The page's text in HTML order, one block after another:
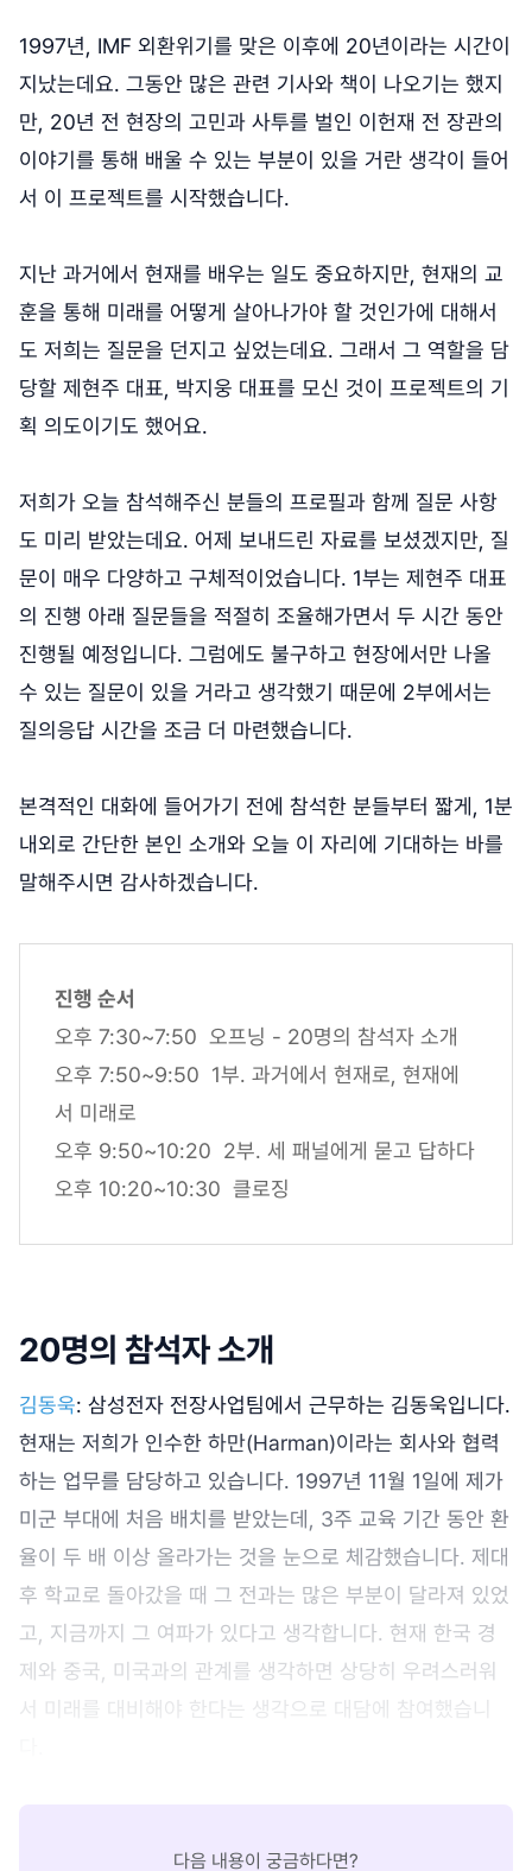
1997년, IMF 외환위기를 맞은 이후에 20년이라는 시간이
지났는데요. 그동안 많은 관련 기사와 책이 나오기는 했지
만, 20년 전 현장의 고민과 사투를 벌인 이헌재 전 장관의
이야기를 통해 배울 수 있는 부분이 있을 거란 생각이 들어
서 이 프로젝트를 시작했습니다.
지난 과거에서 현재를 배우는 일도 중요하지만, 현재의 교
훈을 통해 미래를 어떻게 살아나가야 할 것인가에 대해서
도 저희는 질문을 던지고 싶었는데요. 그래서 그 역할을 담
당할 제현주 대표, 박지웅 대표를 모신 것이 프로젝트의 기
획 의도이기도 했어요.
저희가 오늘 참석해주신 분들의 프로필과 함께 질문 사항
도 미리 받았는데요. 어제 보내드린 자료를 보셨겠지만, 질
문이 매우 다양하고 구체적이었습니다. 1부는 제현주 대표
의 진행 아래 질문들을 적절히 조율해가면서 두 시간 동안
진행될 예정입니다. 그럼에도 불구하고 현장에서만 나올
수 있는 질문이 있을 거라고 생각했기 때문에 2부에서는
질의응답 시간을 조금 더 마련했습니다.
본격적인 대화에 들어가기 전에 참석한 분들부터 짧게, 1분
내외로 간단한 본인 소개와 오늘 이 자리에 기대하는 바를
말해주시면 감사하겠습니다.
진행 순서
오후 7:30~7:50 오프닝 - 20명의 참석자 소개
오후 7:50~9:50 1부. 과거에서 현재로, 현재에
서 미래로
오후 9:50~10:20 2부. 세 패널에게 묻고 답하다
오후 10:20~10:30 클로징
20명의 참석자 소개
김동욱: 삼성전자 전장사업팀에서 근무하는 김동욱입니다.
현재는 저희가 인수한 하만(Harman)이라는 회사와 협력
하는 업무를 담당하고 있습니다. 1997년 11월 1일에 제가
미군 부대에 처음 배치를 받았는데, 3주 교육 기간 동안 환
율이 두 배 이상 올라가는 것을 눈으로 체감했습니다. 제대
후 학교로 돌아갔을 때 그 전과는 많은 부분이 달라져 있었
고, 지금까지 그 여파가 있다고 생각합니다. 현재 한국 경
제와 중국, 미국과의 관계를 생각하면 상당히 우려스러워
서 미래를 대비해야 한다는 생각으로 대담에 참여했습니
다음 내용이 궁금하다면?